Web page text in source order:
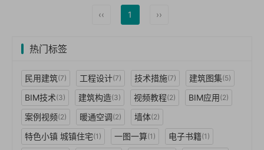
‹‹ 1 ››
热门标签
民用建筑(7) 工程设计(7) 技术措施(7) 建筑图集(5)
BIM技术(3) 建筑构造(3) 视频教程(2) BIM应用(2)
案例视频(2) 暖通空调(2) 墙体(2)
特色小镇 城镇住宅(1) 一图一算(1) 电子书籍(1)